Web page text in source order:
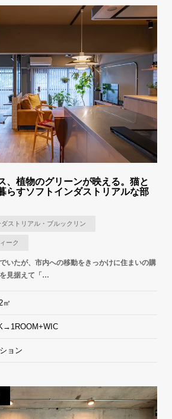
、植物のグリーンが映える。猫と
らすソフトインダストリアルな部
ストリアル・ブルックリン
ーク
いたが、市内への移動をきっかけに住まいの購
見据えて「…
㎡
ョン